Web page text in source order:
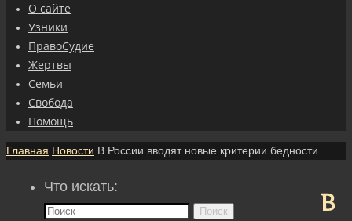
О сайте
Узники
ПравоСудие
Жертвы
Семьи
Свобода
Помощь
Главная Новости В России вводят новые критерии бедности
В
Что искать:
Поиск